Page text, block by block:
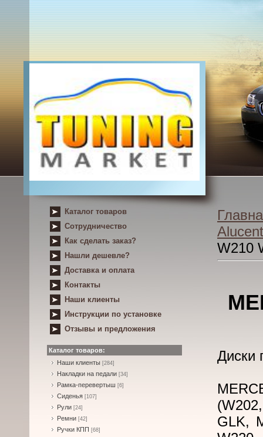
Каталог товаров
Сотрудничество
Как сделать заказ?
Нашли дешевле?
Доставка и оплата
Контакты
Наши клиенты
Инструкции по установке
Отзывы и предложения
Каталог товаров:
Наши клиенты [284]
Накладки на педали [34]
Рамка-перевертыш [6]
Сиденья [107]
Рули [24]
Ремни [42]
Ручки КПП [68]
W210
Диски
GLK,